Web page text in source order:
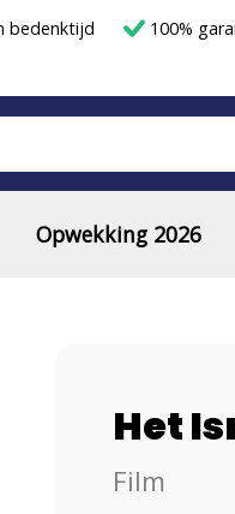
bedenktijd 100%
Opwekking 2026
Het
Film